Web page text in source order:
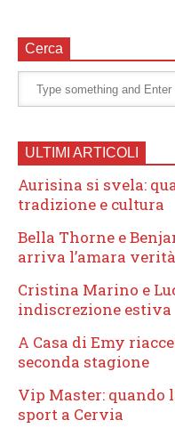
Cerca
ULTIMI ARTICOLI
Aurisina si svela:
tradizione e cultura
Bella Thorne e
arriva l’amara verità
Cristina Marino e
indiscrezione estiva
A Casa di Emy
seconda stagione
Vip Master:
sport a Cervia